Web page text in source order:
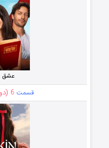
عشق
قسمت 6 (دوبله)